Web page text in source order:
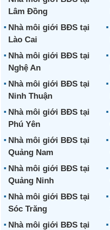
Lâm Đồng
Nhà môi giới BĐS tại
Lào Cai
Nhà môi giới BĐS tại
Nghệ An
Nhà môi giới BĐS tại
Ninh Thuận
Nhà môi giới BĐS tại
Phú Yên
Nhà môi giới BĐS tại
Quảng Nam
Nhà môi giới BĐS tại
Quảng Ninh
Nhà môi giới BĐS tại
Sóc Trăng
Nhà môi giới BĐS tại